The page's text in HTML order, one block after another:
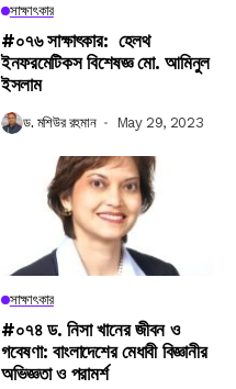
সাক্ষাৎকার
#০৭৬ সাক্ষাৎকার: হেলথ
ইনফরমেটিকস বিশেষজ্ঞ মো. আমিনুল
ইসলাম
ড. মশিউর রহমান May 29, 2023
সাক্ষাৎকার
#০৭৪ ড. নিসা খানের জীবন ও
গবেষণা: বাংলাদেশের মেধাবী বিজ্ঞানীর
অভিজ্ঞতা ও পরামর্শ